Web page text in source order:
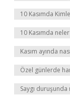
10 Kasımda
10 Kasımda
Kasım ayında
Özel günlerde
Saygı